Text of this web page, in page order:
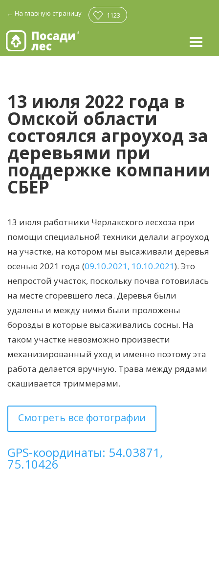
← На главную страницу 1123
13 июля 2022 года в
Омской области
состоялся агроуход за
деревьями при
поддержке компании
СБЕР
13 июля работники Черлакского лесхоза при
помощи специальной техники делали агроуход
на участке, на котором мы высаживали деревья
осенью 2021 года (09.10.2021, 10.10.2021). Это
непростой участок, поскольку почва готовилась
на месте сгоревшего леса. Деревья были
удалены и между ними были проложены
борозды в которые высаживались сосны. На
таком участке невозможно произвести
механизированный уход и именно поэтому эта
работа делается вручную. Трава между рядами
скашивается триммерами.
Смотреть все фотографии
GPS-координаты: 54.03871,
75.10426